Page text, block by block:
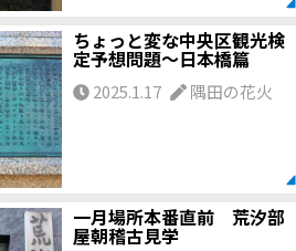
ちょっと変な中央区観光検
定予想問題〜日本橋篇
2025.1.17 隅田の花火
一月場所本番直前 荒汐部
屋朝稽古見学